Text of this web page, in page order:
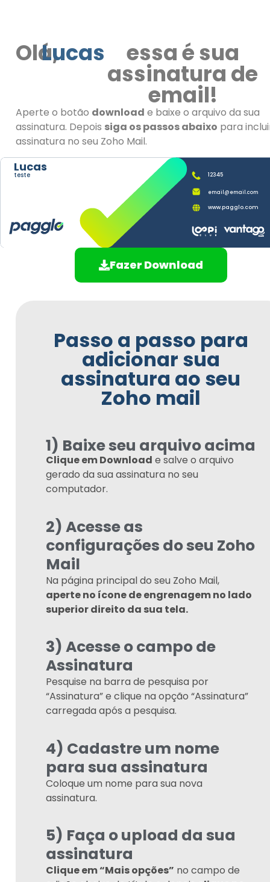
Olá,Lucas essa é sua
assinatura de
email!
Aperte o botão download e baixe o arquivo da sua
assinatura. Depois siga os passos abaixo para
assinatura no seu Zoho Mail.
www.pagglo.com
12345
email@email.com
Lucas
teste
Fazer Download
Passo a passo para
adicionar sua
assinatura ao seu
Zoho mail
1) Baixe seu arquivo acima
Clique em Download e salve o arquivo
gerado da sua assinatura no seu
computador.
2) Acesse as
configurações do seu Zoho
Mail
Na página principal do seu Zoho Mail,
aperte no ícone de engrenagem no lado
superior direito da sua tela.
3) Acesse o campo de
Assinatura
Pesquise na barra de pesquisa por
“Assinatura” e clique na opção “Assinatura”
carregada após a pesquisa.
4) Cadastre um nome
para sua assinatura
Coloque um nome para sua nova
assinatura.
5) Faça o upload da sua
assinatura
Clique em “Mais opções” no campo de